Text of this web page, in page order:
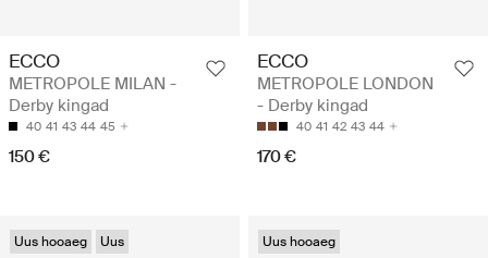
ECCO
METROPOLE MILAN -
Derby kingad
40 41 43 44 45
150 €
ECCO
METROPOLE LONDON
- Derby kingad
40 41 42 43 44
170 €
Uus hooaeg Uus Uus hooaeg